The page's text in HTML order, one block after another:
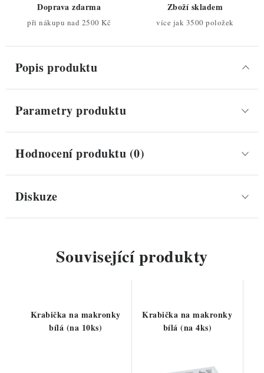
Doprava zdarma
při nákupu nad 2500 Kč
Zboží skladem
více jak 3500 položek
Popis produktu
Parametry produktu
Hodnocení produktu (0)
Diskuze
Související produkty
Krabička na makronky
bílá (na 10ks)
Krabička na makronky
bílá (na 4ks)